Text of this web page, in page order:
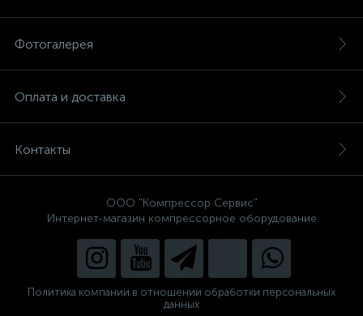
Фотогалерея
Оплата и доставка
Контакты
ООО "Компрессор Сервис"
Интернет-магазин компрессорное оборудование
Политика компании в отношении обработки персональных
данных